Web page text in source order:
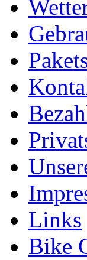
Links
Bike